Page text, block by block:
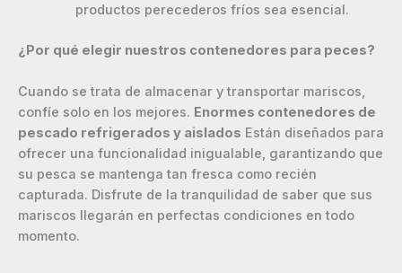
productos perecederos fríos sea esencial.
¿Por qué elegir nuestros contenedores para peces?
Cuando se trata de almacenar y transportar mariscos,
confíe solo en los mejores. Enormes contenedores de
pescado refrigerados y aislados Están diseñados para
ofrecer una funcionalidad inigualable, garantizando que
su pesca se mantenga tan fresca como recién
capturada. Disfrute de la tranquilidad de saber que sus
mariscos llegarán en perfectas condiciones en todo
momento.